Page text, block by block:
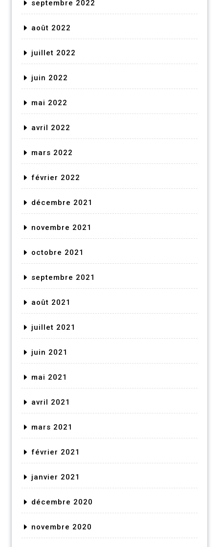
septembre 2022
août 2022
juillet 2022
juin 2022
mai 2022
avril 2022
mars 2022
février 2022
décembre 2021
novembre 2021
octobre 2021
septembre 2021
août 2021
juillet 2021
juin 2021
mai 2021
avril 2021
mars 2021
février 2021
janvier 2021
décembre 2020
novembre 2020